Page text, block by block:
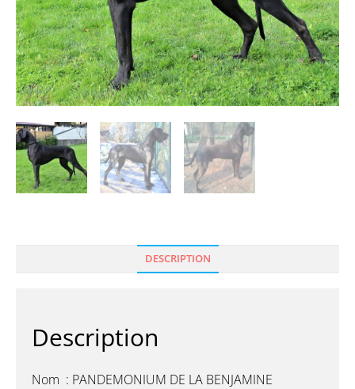
DESCRIPTION
Description
Nom : PANDEMONIUM DE LA BENJAMINE